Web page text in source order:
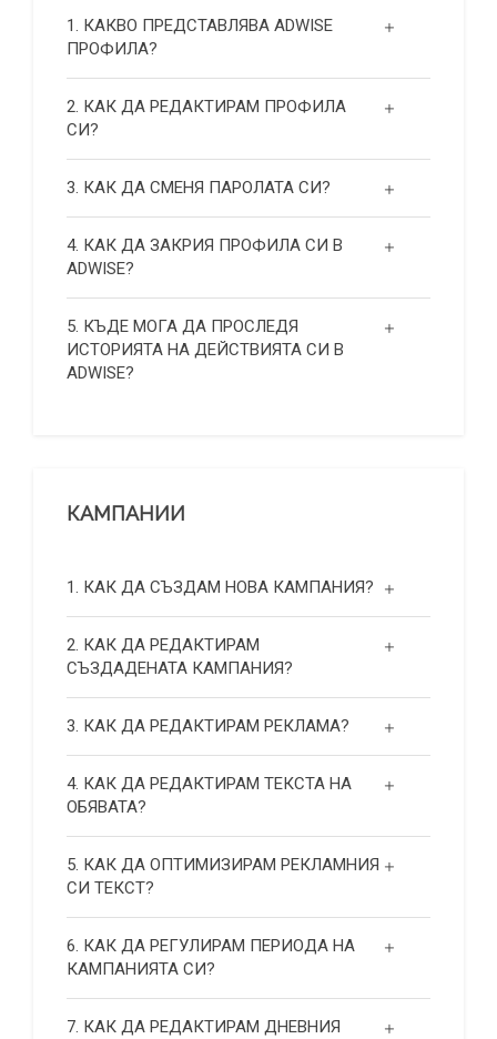
1. КАКВО ПРЕДСТАВЛЯВА ADWISE
ПРОФИЛА?
2. КАК ДА РЕДАКТИРАМ ПРОФИЛА
СИ?
3. КАК ДА СМЕНЯ ПАРОЛАТА СИ?
4. КАК ДА ЗАКРИЯ ПРОФИЛА СИ В
ADWISE?
5. КЪДЕ МОГА ДА ПРОСЛЕДЯ
ИСТОРИЯТА НА ДЕЙСТВИЯТА СИ В
ADWISE?
КАМПАНИИ
1. КАК ДА СЪЗДАМ НОВА КАМПАНИЯ?
2. КАК ДА РЕДАКТИРАМ
СЪЗДАДЕНАТА КАМПАНИЯ?
3. КАК ДА РЕДАКТИРАМ РЕКЛАМА?
4. КАК ДА РЕДАКТИРАМ ТЕКСТА НА
ОБЯВАТА?
5. КАК ДА ОПТИМИЗИРАМ РЕКЛАМНИЯ
СИ ТЕКСТ?
6. КАК ДА РЕГУЛИРАМ ПЕРИОДА НА
КАМПАНИЯТА СИ?
7. КАК ДА РЕДАКТИРАМ ДНЕВНИЯ